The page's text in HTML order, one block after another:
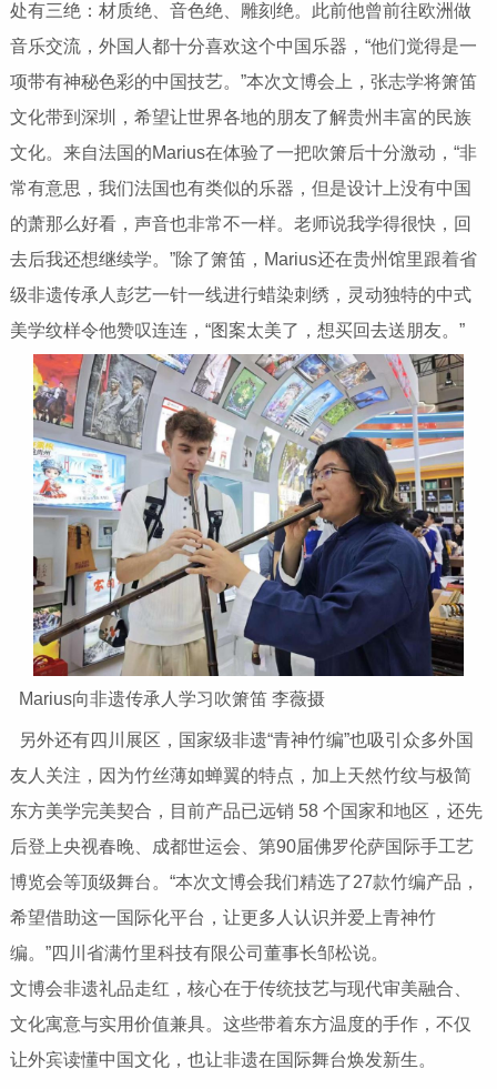
处有三绝：材质绝、音色绝、雕刻绝。此前他曾前往欧洲做
音乐交流，外国人都十分喜欢这个中国乐器，“他们觉得是一
项带有神秘色彩的中国技艺。”本次文博会上，张志学将箫笛
文化带到深圳，希望让世界各地的朋友了解贵州丰富的民族
文化。来自法国的Marius在体验了一把吹箫后十分激动，“非
常有意思，我们法国也有类似的乐器，但是设计上没有中国
的萧那么好看，声音也非常不一样。老师说我学得很快，回
去后我还想继续学。”除了箫笛，Marius还在贵州馆里跟着省
级非遗传承人彭艺一针一线进行蜡染刺绣，灵动独特的中式
美学纹样令他赞叹连连，“图案太美了，想买回去送朋友。”
Marius向非遗传承人学习吹箫笛 李薇摄
另外还有四川展区，国家级非遗“青神竹编”也吸引众多外国
友人关注，因为竹丝薄如蝉翼的特点，加上天然竹纹与极简
东方美学完美契合，目前产品已远销 58 个国家和地区，还先
后登上央视春晚、成都世运会、第90届佛罗伦萨国际手工艺
博览会等顶级舞台。“本次文博会我们精选了27款竹编产品，
希望借助这一国际化平台，让更多人认识并爱上青神竹
编。”四川省满竹里科技有限公司董事长邹松说。
文博会非遗礼品走红，核心在于传统技艺与现代审美融合、
文化寓意与实用价值兼具。这些带着东方温度的手作，不仅
让外宾读懂中国文化，也让非遗在国际舞台焕发新生。